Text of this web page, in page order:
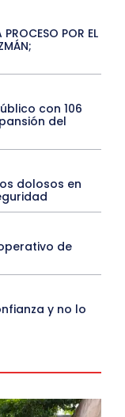
POR EL
con 106
del
dolosos en
de
y no lo